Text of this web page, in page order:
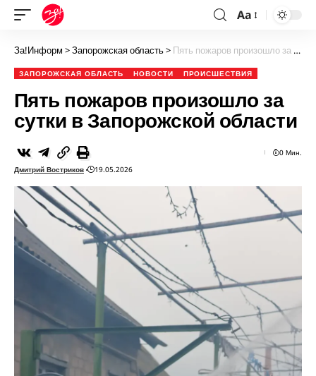
Aa
За!Информ >Запорожская область> Пять пожаров произошло за сутки в Запорожской области
ЗАПОРОЖСКАЯ ОБЛАСТЬ НОВОСТИ ПРОИСШЕСТВИЯ
Пять пожаров произошло за
сутки в Запорожской области
Дмитрий Востриков 19.05.2026
0 Мин.